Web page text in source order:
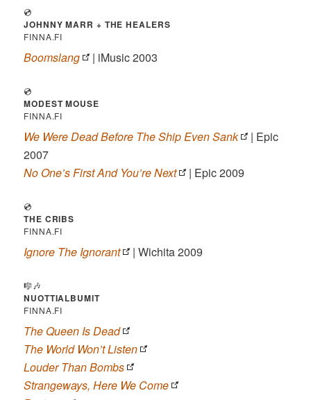
💿
JOHNNY MARR + THE HEALERS
FINNA.FI
Boomslang | iMusic 2003
💿
MODEST MOUSE
FINNA.FI
We Were Dead Before The Ship Even Sank
| Epic
2007
No One’s First And You’re Next
| Epic 2009
💿
THE CRIBS
FINNA.FI
Ignore The Ignorant | Wichita 2009
🎼🎶
NUOTTIALBUMIT
FINNA.FI
The Queen Is Dead
The World Won’t Listen
Louder Than Bombs
Strangeways, Here We Come